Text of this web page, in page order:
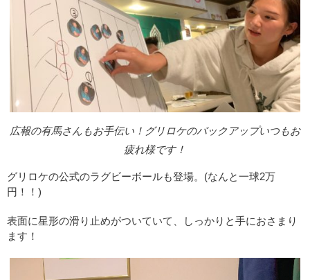
広報の有馬さんもお手伝い！グリロケのバックアップいつもお
疲れ様です！
グリロケの公式のラグビーボールも登場。(なんと一球2万
円！！)
表面に星形の滑り止めがついていて、しっかりと手におさまり
ます！